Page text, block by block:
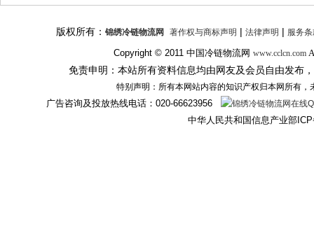
版权所有： 锦绣冷链物流网 著作权与商标声明 | 法律声明 | 服务条
Copyright © 2011 中国冷链物流网 www.cclcn.com
免责申明：本站所有资料信息均由网友及会员自由发布
特别声明：所有本网站内容的知识产权归本网所有
广告咨询及投放热线电话： 020-66623956
中华人民共和国信息产业部